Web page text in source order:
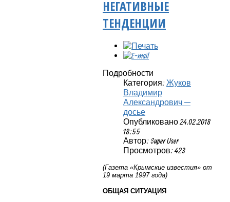
НЕГАТИВНЫЕ
ТЕНДЕНЦИИ
Подробности
Категория: Жуков
Владимир
Александрович —
досье
Опубликовано 24.02.2018
18:55
Автор: Super User
Просмотров: 423
(Газета «Крымские известия» от
19 марта 1997 года)
ОБЩАЯ СИТУАЦИЯ